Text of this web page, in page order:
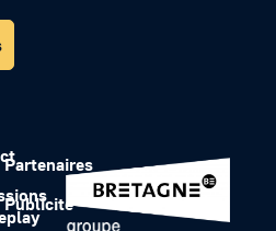
Partenaires
Publicité